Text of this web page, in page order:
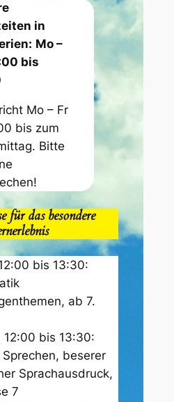
in
Mo –
bis
Mo – Fr
bis zum
Bitte
für das besondere
bis 13:30:
ab 7.
12:00 bis 13:30:
Sprechen, beserer
Sprachausdruck,
7